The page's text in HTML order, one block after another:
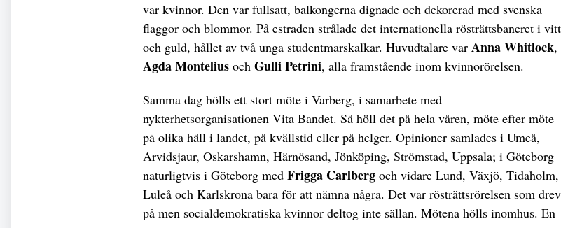
var kvinnor. Den var fullsatt, balkongerna dignade och dekorerad med svenska
flaggor och blommor. På estraden strålade det internationella rösträttsbaneret i vitt
och guld, hållet av två unga studentmarskalkar. Huvudtalare var Anna Whitlock,
Agda Montelius och Gulli Petrini, alla framstående inom kvinnorörelsen.
Samma dag hölls ett stort möte i Varberg, i samarbete med
nykterhetsorganisationen Vita Bandet. Så höll det på hela våren, möte efter möte
på olika håll i landet, på kvällstid eller på helger. Opinioner samlades i Umeå,
Arvidsjaur, Oskarshamn, Härnösand, Jönköping, Strömstad, Uppsala; i Göteborg
naturligtvis i Göteborg med Frigga Carlberg och vidare Lund, Växjö, Tidaholm,
Luleå och Karlskrona bara för att nämna några. Det var rösträttsrörelsen som drev
på men socialdemokratiska kvinnor deltog inte sällan. Mötena hölls inomhus. En